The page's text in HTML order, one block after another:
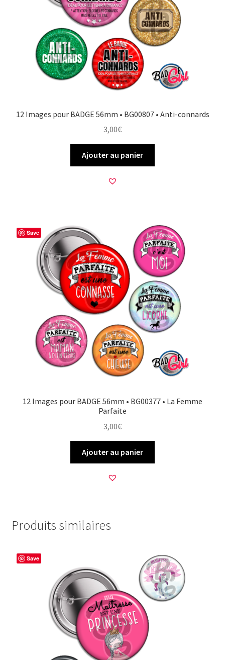
12 Images pour BADGE 56mm • BG00807 • Anti-connards
3,00€
Ajouter au panier
Save
12 Images pour BADGE 56mm • BG00377 • La Femme
Parfaite
3,00€
Ajouter au panier
Produits similaires
Save